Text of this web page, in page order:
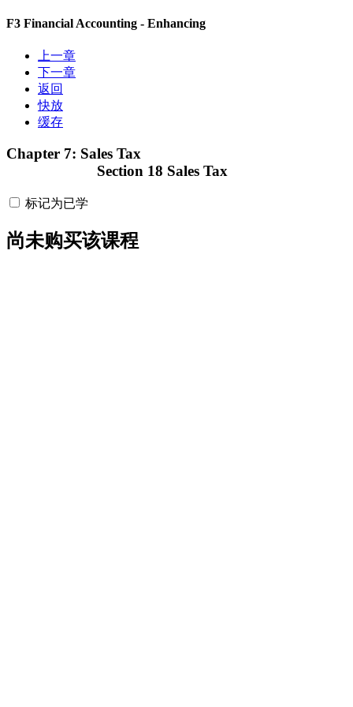
F3 Financial Accounting - Enhancing
上一章
下一章
返回
快放
缓存
Chapter 7: Sales Tax
Section 18 Sales Tax
标记为已学
尚未购买该课程